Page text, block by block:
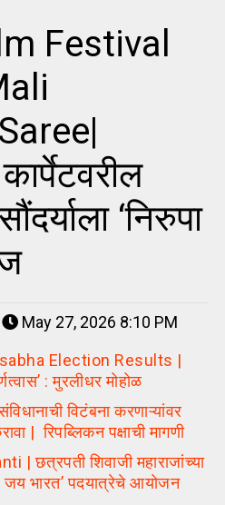
Festival
‘निरुपा
May 27, 2026 8:10 PM
Election Results |
: मुरलीधर मोहोळ
विटंबना करणाऱ्यांवर
| रिपब्लिकन पक्षाची मागणी
छत्रपती शिवाजी महाराजांच्या
जय भारत’ पदयात्रेचे आयोजन